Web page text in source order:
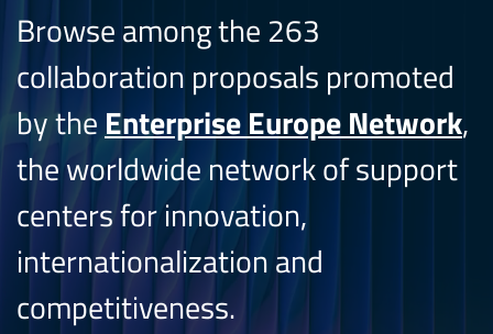
Browse among the 263
collaboration proposals promoted
by theEnterprise Europe Network,
the worldwide network of support
centers for innovation,
internationalization and
competitiveness.